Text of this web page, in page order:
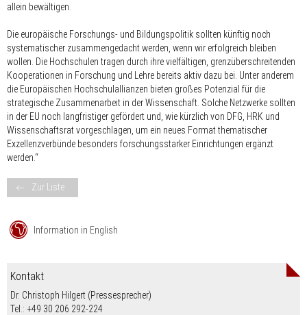
allein bewältigen.
Die europäische Forschungs- und Bildungspolitik sollten künftig noch
systematischer zusammengedacht werden, wenn wir erfolgreich bleiben
wollen. Die Hochschulen tragen durch ihre vielfältigen, grenzüberschreitenden
Kooperationen in Forschung und Lehre bereits aktiv dazu bei. Unter anderem
die Europäischen Hochschulallianzen bieten großes Potenzial für die
strategische Zusammenarbeit in der Wissenschaft. Solche Netzwerke sollten
in der EU noch langfristiger gefördert und, wie kürzlich von DFG, HRK und
Wissenschaftsrat vorgeschlagen, um ein neues Format thematischer
Exzellenzverbünde besonders forschungsstarker Einrichtungen ergänzt
werden.“
Zur Liste
Information in English
Kontakt
Dr. Christoph Hilgert (Pressesprecher)
Tel.: +49 30 206 292-224